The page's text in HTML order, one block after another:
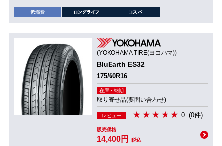
(YOKOHAMA TIRE(ヨコハマ))
BluEarth ES32
175/60R16
在庫・納期
取り寄せ品(要問い合わせ)
レビュー 0 (0件)
販売価格
14,400円 税込